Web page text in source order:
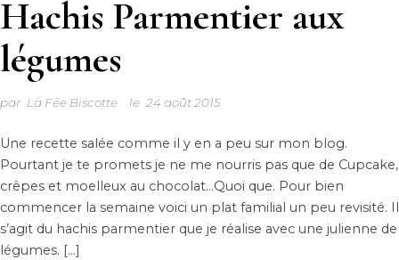
Hachis Parmentier aux
légumes
par La Fée Biscotte le 24 août 2015
Une recette salée comme il y en a peu sur mon blog.
Pourtant je te promets je ne me nourris pas que de Cupcake,
crêpes et moelleux au chocolat…Quoi que. Pour bien
commencer la semaine voici un plat familial un peu revisité. Il
s’agit du hachis parmentier que je réalise avec une julienne de
légumes. […]